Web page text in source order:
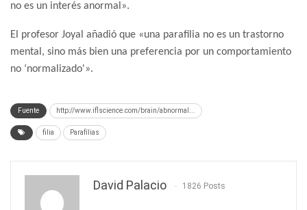
no es un interés anormal».
El profesor Joyal añadió que «una parafilia no es un trastorno
mental, sino más bien una preferencia por un comportamiento
no ‘normalizado'».
Fuente http://www.iflscience.com/brain/abnormal...
filia Parafílias
David Palacio 1826 Posts